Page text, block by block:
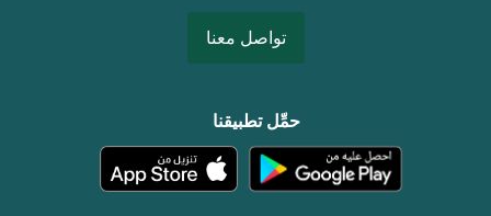
تواصل معنا
حمِّل تطبيقنا